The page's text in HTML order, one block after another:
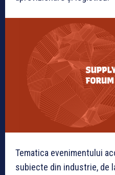
Tematica evenimentului
subiecte din industrie, de